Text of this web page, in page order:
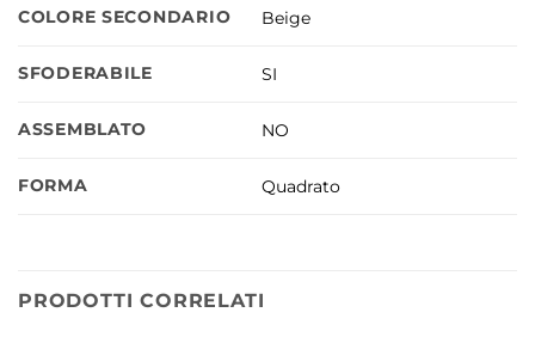
COLORE SECONDARIO Beige
SFODERABILE SI
ASSEMBLATO NO
FORMA Quadrato
PRODOTTI CORRELATI